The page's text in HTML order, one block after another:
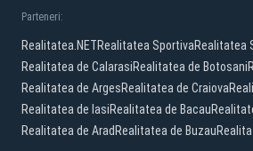
Parteneri:
Realitatea.NETRealitatea SportivaRealitatea
Realitatea de CalarasiRealitatea de Botosani
Realitatea de ArgesRealitatea de Craiova
Realitatea de IasiRealitatea de Bacau
Realitatea de Arad Realitatea de Buzau